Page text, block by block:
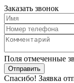
Заказать звонок
Поля отмеченные
Спасибо! Заявка